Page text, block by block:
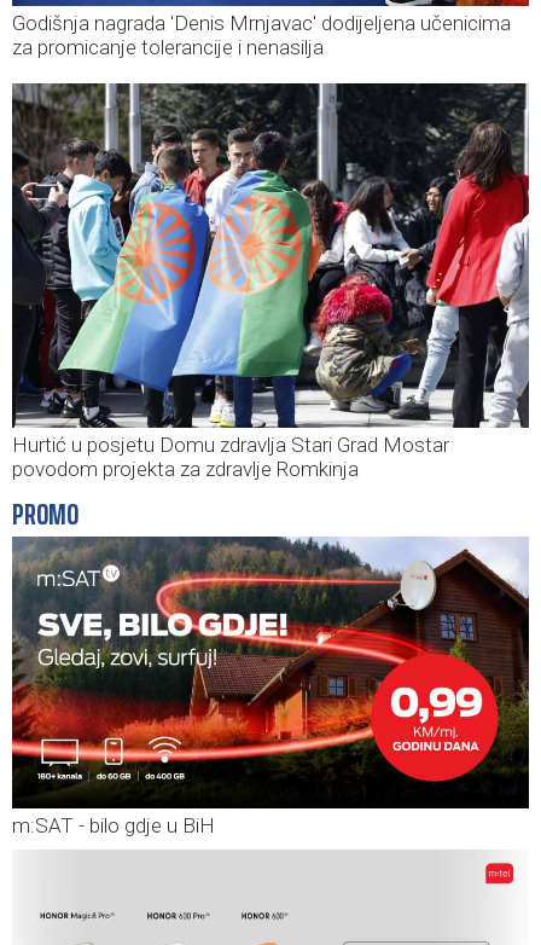
Godišnja nagrada 'Denis Mrnjavac' dodijeljena učenicima
za promicanje tolerancije i nenasilja
Hurtić u posjetu Domu zdravlja Stari Grad Mostar
povodom projekta za zdravlje Romkinja
PROMO
m:SAT - bilo gdje u BiH